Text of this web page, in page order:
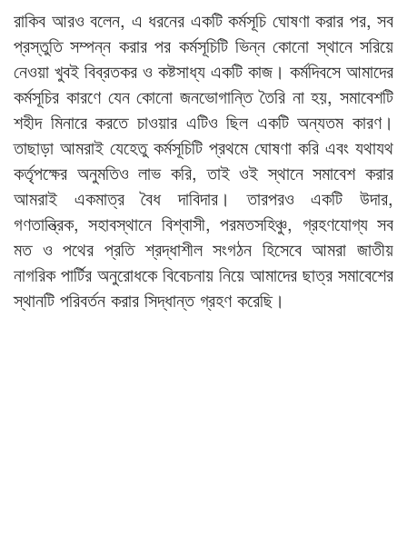
রাকিব আরও বলেন, এ ধরনের একটি কর্মসূচি ঘোষণা করার পর, সব
প্রস্তুতি সম্পন্ন করার পর কর্মসূচিটি ভিন্ন কোনো স্থানে সরিয়ে
নেওয়া খুবই বিব্রতকর ও কষ্টসাধ্য একটি কাজ। কর্মদিবসে আমাদের
কর্মসূচির কারণে যেন কোনো জনভোগান্তি তৈরি না হয়, সমাবেশটি
শহীদ মিনারে করতে চাওয়ার এটিও ছিল একটি অন্যতম কারণ।
তাছাড়া আমরাই যেহেতু কর্মসূচিটি প্রথমে ঘোষণা করি এবং যথাযথ
কর্তৃপক্ষের অনুমতিও লাভ করি, তাই ওই স্থানে সমাবেশ করার
আমরাই একমাত্র বৈধ দাবিদার। তারপরও একটি উদার,
গণতান্ত্রিক, সহাবস্থানে বিশ্বাসী, পরমতসহিঞ্চু, গ্রহণযোগ্য সব
মত ও পথের প্রতি শ্রদ্ধাশীল সংগঠন হিসেবে আমরা জাতীয়
নাগরিক পার্টির অনুরোধকে বিবেচনায় নিয়ে আমাদের ছাত্র সমাবেশের
স্থানটি পরিবর্তন করার সিদ্ধান্ত গ্রহণ করেছি।